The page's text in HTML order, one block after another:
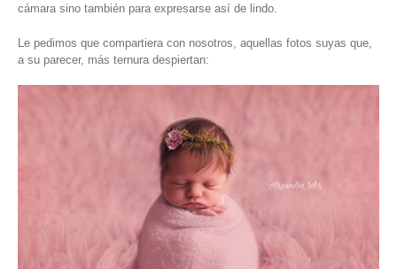
cámara sino también para expresarse así de lindo.
Le pedimos que compartiera con nosotros, aquellas fotos suyas que,
a su parecer, más ternura despiertan: